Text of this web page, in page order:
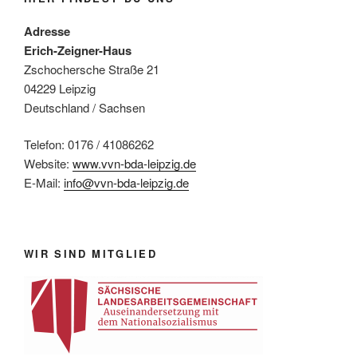
Adresse
Erich-Zeigner-Haus
Zschochersche Straße 21
04229 Leipzig
Deutschland / Sachsen
Telefon: 0176 / 41086262
Website: www.vvn-bda-leipzig.de
E-Mail: info@vvn-bda-leipzig.de
WIR SIND MITGLIED